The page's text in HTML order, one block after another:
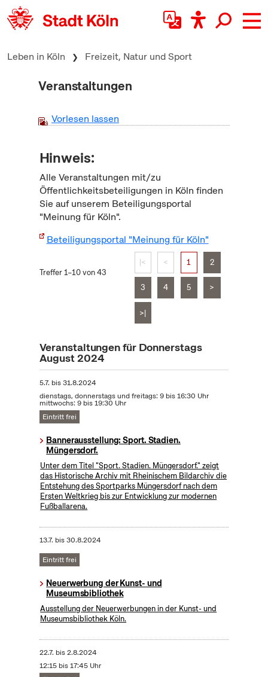
zum Inhalt springen
Leben in Köln Freizeit, Natur und Sport
Veranstaltungen
Vorlesen lassen
Hinweis:
Alle Veranstaltungen mit/zu
Öffentlichkeitsbeteiligungen in Köln finden
Sie auf unserem Beteiligungsportal
"Meinung für Köln".
Beteiligungsportal "Meinung für Köln"
Treffer 1–10 von 43
|< < 1 2
3 4 5 >
>|
Veranstaltungen für Donnerstags
August 2024
5.7. bis31.8.2024
dienstags, donnerstags und freitags: 9 bis 16:30 Uhr
mittwochs: 9 bis 19:30 Uhr
Eintritt frei
Bannerausstellung: Sport. Stadien.
Müngersdorf.
Unter dem Titel "Sport. Stadien. Müngersdorf." zeigt
das Historische Archiv mit Rheinischem Bildarchiv die
Entstehung des Sportparks Müngersdorf nach dem
Ersten Weltkrieg bis zur Entwicklung zur modernen
Fußballarena.
13.7. bis30.8.2024
Eintritt frei
Neuerwerbung der Kunst- und
Museumsbibliothek
Ausstellung der Neuerwerbungen in der Kunst- und
Museumsbibliothek Köln.
22.7. bis2.8.2024
12:15 bis 17:45 Uhr